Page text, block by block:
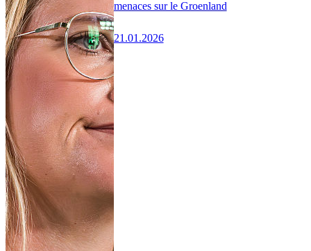
menaces sur le Groenland
21.01.2026